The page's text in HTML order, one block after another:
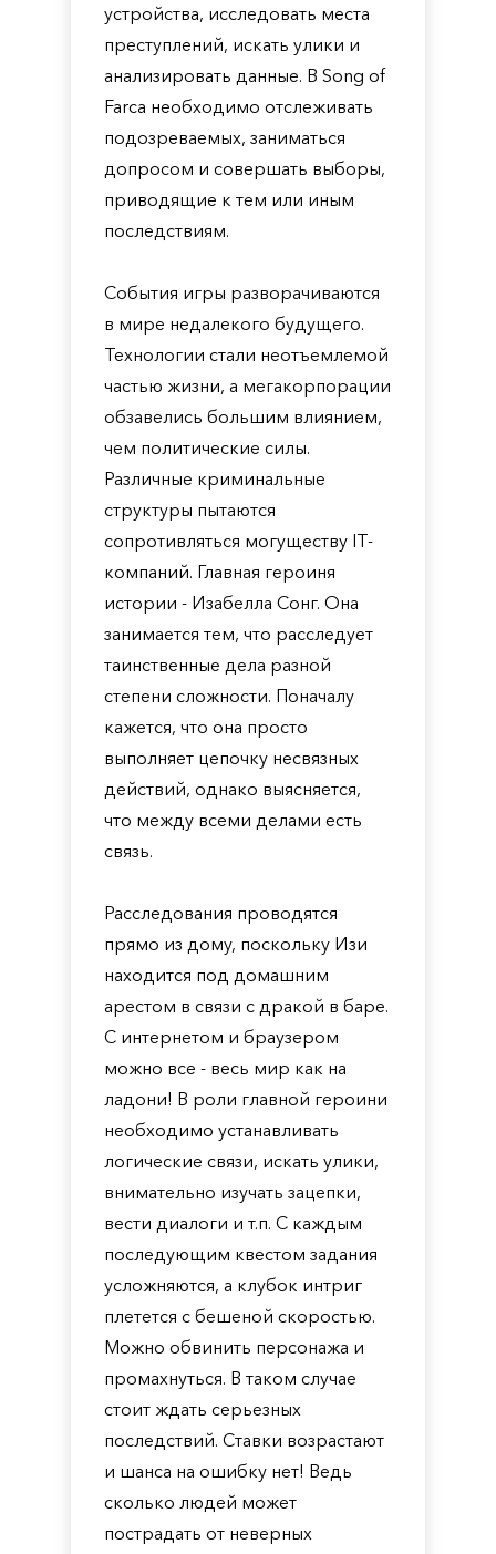
устройства, исследовать места
преступлений, искать улики и
анализировать данные. В Song of
Farca необходимо отслеживать
подозреваемых, заниматься
допросом и совершать выборы,
приводящие к тем или иным
последствиям.
События игры разворачиваются
в мире недалекого будущего.
Технологии стали неотъемлемой
частью жизни, а мегакорпорации
обзавелись большим влиянием,
чем политические силы.
Различные криминальные
структуры пытаются
сопротивляться могуществу IT-
компаний. Главная героиня
истории - Изабелла Сонг. Она
занимается тем, что расследует
таинственные дела разной
степени сложности. Поначалу
кажется, что она просто
выполняет цепочку несвязных
действий, однако выясняется,
что между всеми делами есть
связь.
Расследования проводятся
прямо из дому, поскольку Изи
находится под домашним
арестом в связи с дракой в баре.
С интернетом и браузером
можно все - весь мир как на
ладони! В роли главной героини
необходимо устанавливать
логические связи, искать улики,
внимательно изучать зацепки,
вести диалоги и т.п. С каждым
последующим квестом задания
усложняются, а клубок интриг
плетется с бешеной скоростью.
Можно обвинить персонажа и
промахнуться. В таком случае
стоит ждать серьезных
последствий. Ставки возрастают
и шанса на ошибку нет! Ведь
сколько людей может
пострадать от неверных